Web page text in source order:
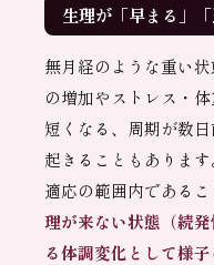
生理が「早まる」
無月経のような重い
の増加やストレス・
短くなる、周期が数
起きることもありま
適応の範囲内であるこ
理が来ない状態（続
る体調変化として様